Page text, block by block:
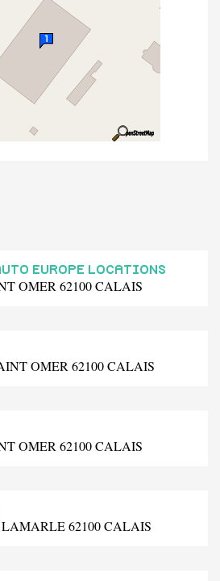
EUROPE LOCATIONS
OMER 62100 CALAIS
OMER 62100 CALAIS
OMER 62100 CALAIS
62100 CALAIS